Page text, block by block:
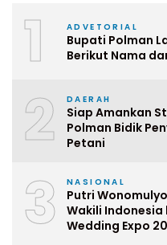
1 ADVETORIAL
Bupati Polman
Berikut Nama
2 DAERAH
Siap Amankan
Polman Bidik
Petani
3 NASIONAL
Putri
Wakili Indonesia
Wedding Expo